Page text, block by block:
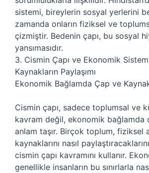
sistemi, bireylerin sosyal yerlerini
zamanda onların fiziksel ve
çizmiştir. Bedenin çapı, bu sosyal
yansımasıdır.
3. Cismin Çapı ve Ekonomik
Kaynakların Paylaşımı
Ekonomik Bağlamda Çap ve
Cismin çapı, sadece toplumsal ve
kavram değil, ekonomik bağlamda
anlam taşır. Birçok toplum, fiziksel
kaynaklarını nasıl
cismin çapı kavramını kullanır.
genellikle insanların bu sınırlarla